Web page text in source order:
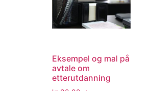
Eksempel og mal på
avtale om
etterutdanning